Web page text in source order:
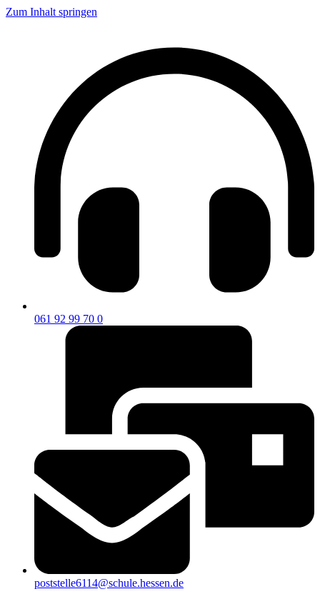
Zum Inhalt springen
061 92 99 70 0
poststelle6114@schule.hessen.de